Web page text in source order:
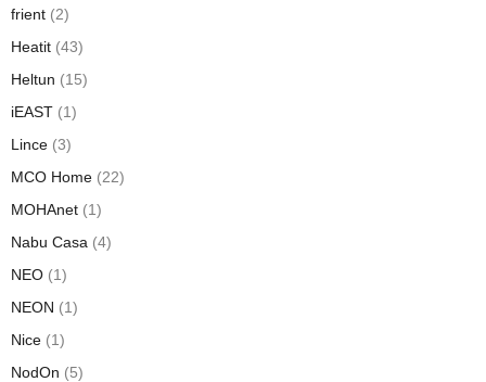
frient (2)
Heatit (43)
Heltun (15)
iEAST (1)
Lince (3)
MCO Home (22)
MOHAnet (1)
Nabu Casa (4)
NEO (1)
NEON (1)
Nice (1)
NodOn (5)